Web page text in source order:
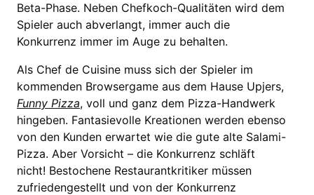
Beta-Phase. Neben Chefkoch-Qualitäten wird dem
Spieler auch abverlangt, immer auch die
Konkurrenz immer im Auge zu behalten.
Als Chef de Cuisine muss sich der Spieler im
kommenden Browsergame aus dem Hause Upjers,
Funny Pizza, voll und ganz dem Pizza-Handwerk
hingeben. Fantasievolle Kreationen werden ebenso
von den Kunden erwartet wie die gute alte Salami-
Pizza. Aber Vorsicht – die Konkurrenz schläft
nicht! Bestochene Restaurantkritiker müssen
zufriedengestellt und von der Konkurrenz